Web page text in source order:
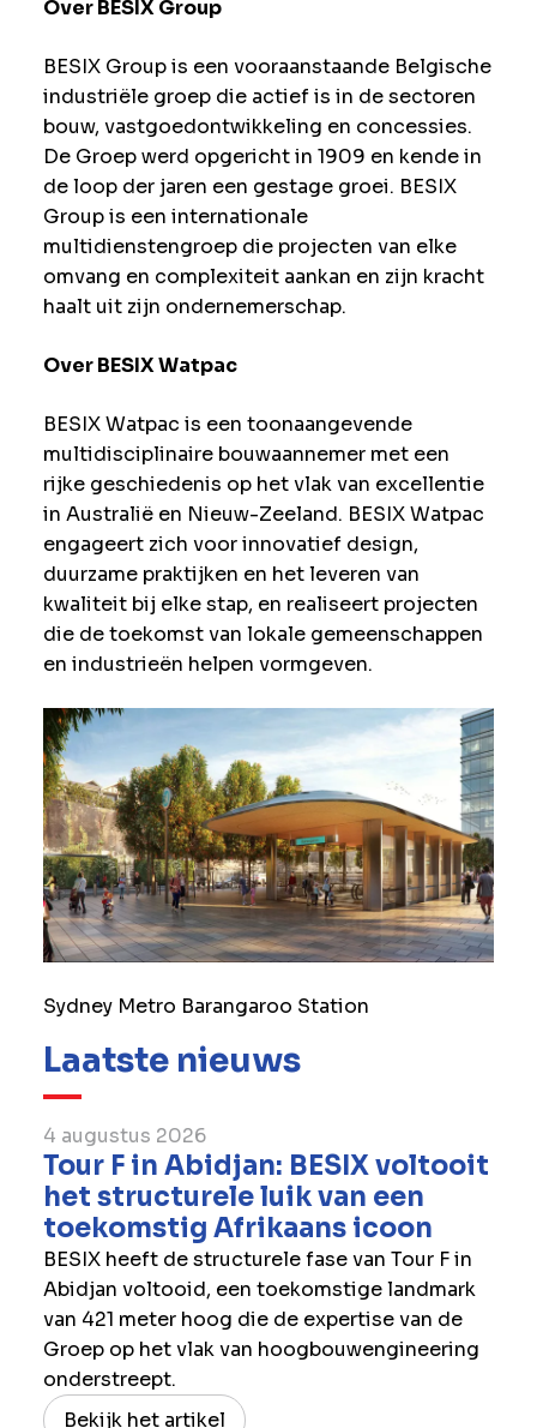
Over BESIX Group
BESIX Group is een vooraanstaande Belgische
industriële groep die actief is in de sectoren
bouw, vastgoedontwikkeling en concessies.
De Groep werd opgericht in 1909 en kende in
de loop der jaren een gestage groei. BESIX
Group is een internationale
multidienstengroep die projecten van elke
omvang en complexiteit aankan en zijn kracht
haalt uit zijn ondernemerschap.
Over BESIX Watpac
BESIX Watpac is een toonaangevende
multidisciplinaire bouwaannemer met een
rijke geschiedenis op het vlak van excellentie
in Australië en Nieuw-Zeeland. BESIX Watpac
engageert zich voor innovatief design,
duurzame praktijken en het leveren van
kwaliteit bij elke stap, en realiseert projecten
die de toekomst van lokale gemeenschappen
en industrieën helpen vormgeven.
Sydney Metro Barangaroo Station
Laatste nieuws
4 augustus 2026
Tour F in Abidjan: BESIX voltooit
het structurele luik van een
toekomstig Afrikaans icoon
BESIX heeft de structurele fase van Tour F in
Abidjan voltooid, een toekomstige landmark
van 421 meter hoog die de expertise van de
Groep op het vlak van hoogbouwengineering
onderstreept.
Bekijk het artikel